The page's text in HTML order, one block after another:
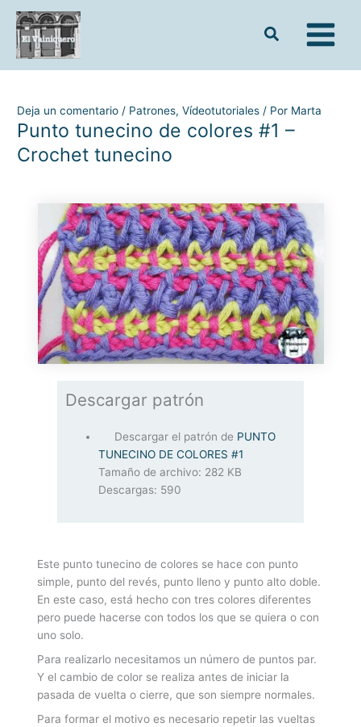
contenido
Deja un comentario / Patrones,Vídeotutoriales / Por Marta
Punto tunecino de colores #1 –
Crochet tunecino
Descargar patrón
Descargar el patrón de PUNTO
TUNECINO DE COLORES #1
Tamaño de archivo: 282 KB
Descargas: 590
Este punto tunecino de colores se hace con punto
simple, punto del revés, punto lleno y punto alto doble.
En este caso, está hecho con tres colores diferentes
pero puede hacerse con todos los que se quiera o con
uno solo.
Para realizarlo necesitamos un número de puntos par.
Y el cambio de color se realiza antes de iniciar la
pasada de vuelta o cierre, que son siempre normales.
Para formar el motivo es necesario repetir las vueltas